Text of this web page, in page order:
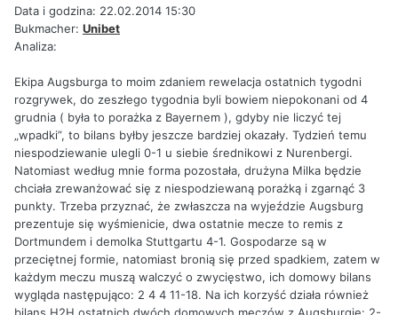
Data i godzina: 22.02.2014 15:30
Bukmacher: Unibet
Analiza:
Ekipa Augsburga to moim zdaniem rewelacja ostatnich tygodni
rozgrywek, do zeszłego tygodnia byli bowiem niepokonani od 4
grudnia ( była to porażka z Bayernem ), gdyby nie liczyć tej
„wpadki”, to bilans byłby jeszcze bardziej okazały. Tydzień temu
niespodziewanie ulegli 0-1 u siebie średnikowi z Nurenbergi.
Natomiast według mnie forma pozostała, drużyna Milka będzie
chciała zrewanżować się z niespodziewaną porażką i zgarnąć 3
punkty. Trzeba przyznać, że zwłaszcza na wyjeździe Augsburg
prezentuje się wyśmienicie, dwa ostatnie mecze to remis z
Dortmundem i demolka Stuttgartu 4-1. Gospodarze są w
przeciętnej formie, natomiast bronią się przed spadkiem, zatem w
każdym meczu muszą walczyć o zwycięstwo, ich domowy bilans
wygląda następująco: 2 4 4 11-18. Na ich korzyść działa również